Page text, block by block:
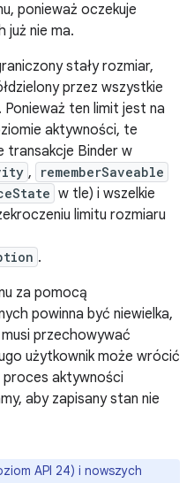
ponieważ oczekuje
nie ma.
stały rozmiar,
przez wszystkie
ten limit jest na
aktywności, te
transakcje Binder w
, rememberSaveable
w tle) i wszelkie
limitu rozmiaru
.
za pomocą
powinna być niewielka,
przechowywać
użytkownik może wrócić
aktywności
aby zapisany stan nie
API 24) i nowszych